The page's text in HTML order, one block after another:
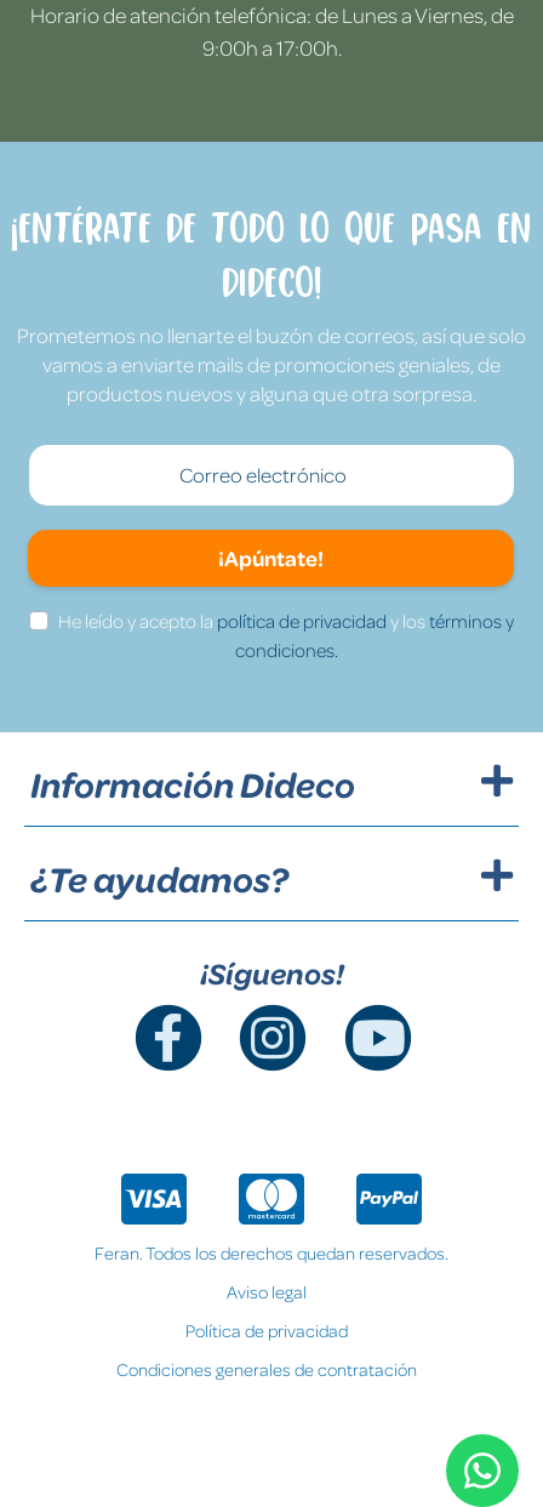
Horario de atención telefónica: de Lunes a Viernes, de
9:00h a 17:00h.
¡Entérate de todo lo que pasa en
Dideco!
Prometemos no llenarte el buzón de correos, así que solo
vamos a enviarte mails de promociones geniales, de
productos nuevos y alguna que otra sorpresa.
¡Apúntate!
He leído y acepto la política de privacidad y lostérminos y
condiciones.
Información Dideco
¿Te ayudamos?
¡Síguenos!
Feran. Todos los derechos quedan reservados.
Aviso legal
Política de privacidad
Condiciones generales de contratación